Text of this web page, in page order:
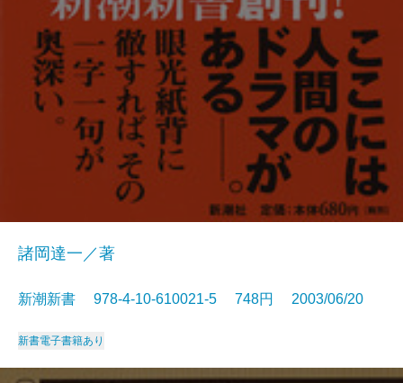
諸岡達一／著
新潮新書 978-4-10-610021-5 748円 2003/06/20
新書電子書籍あり